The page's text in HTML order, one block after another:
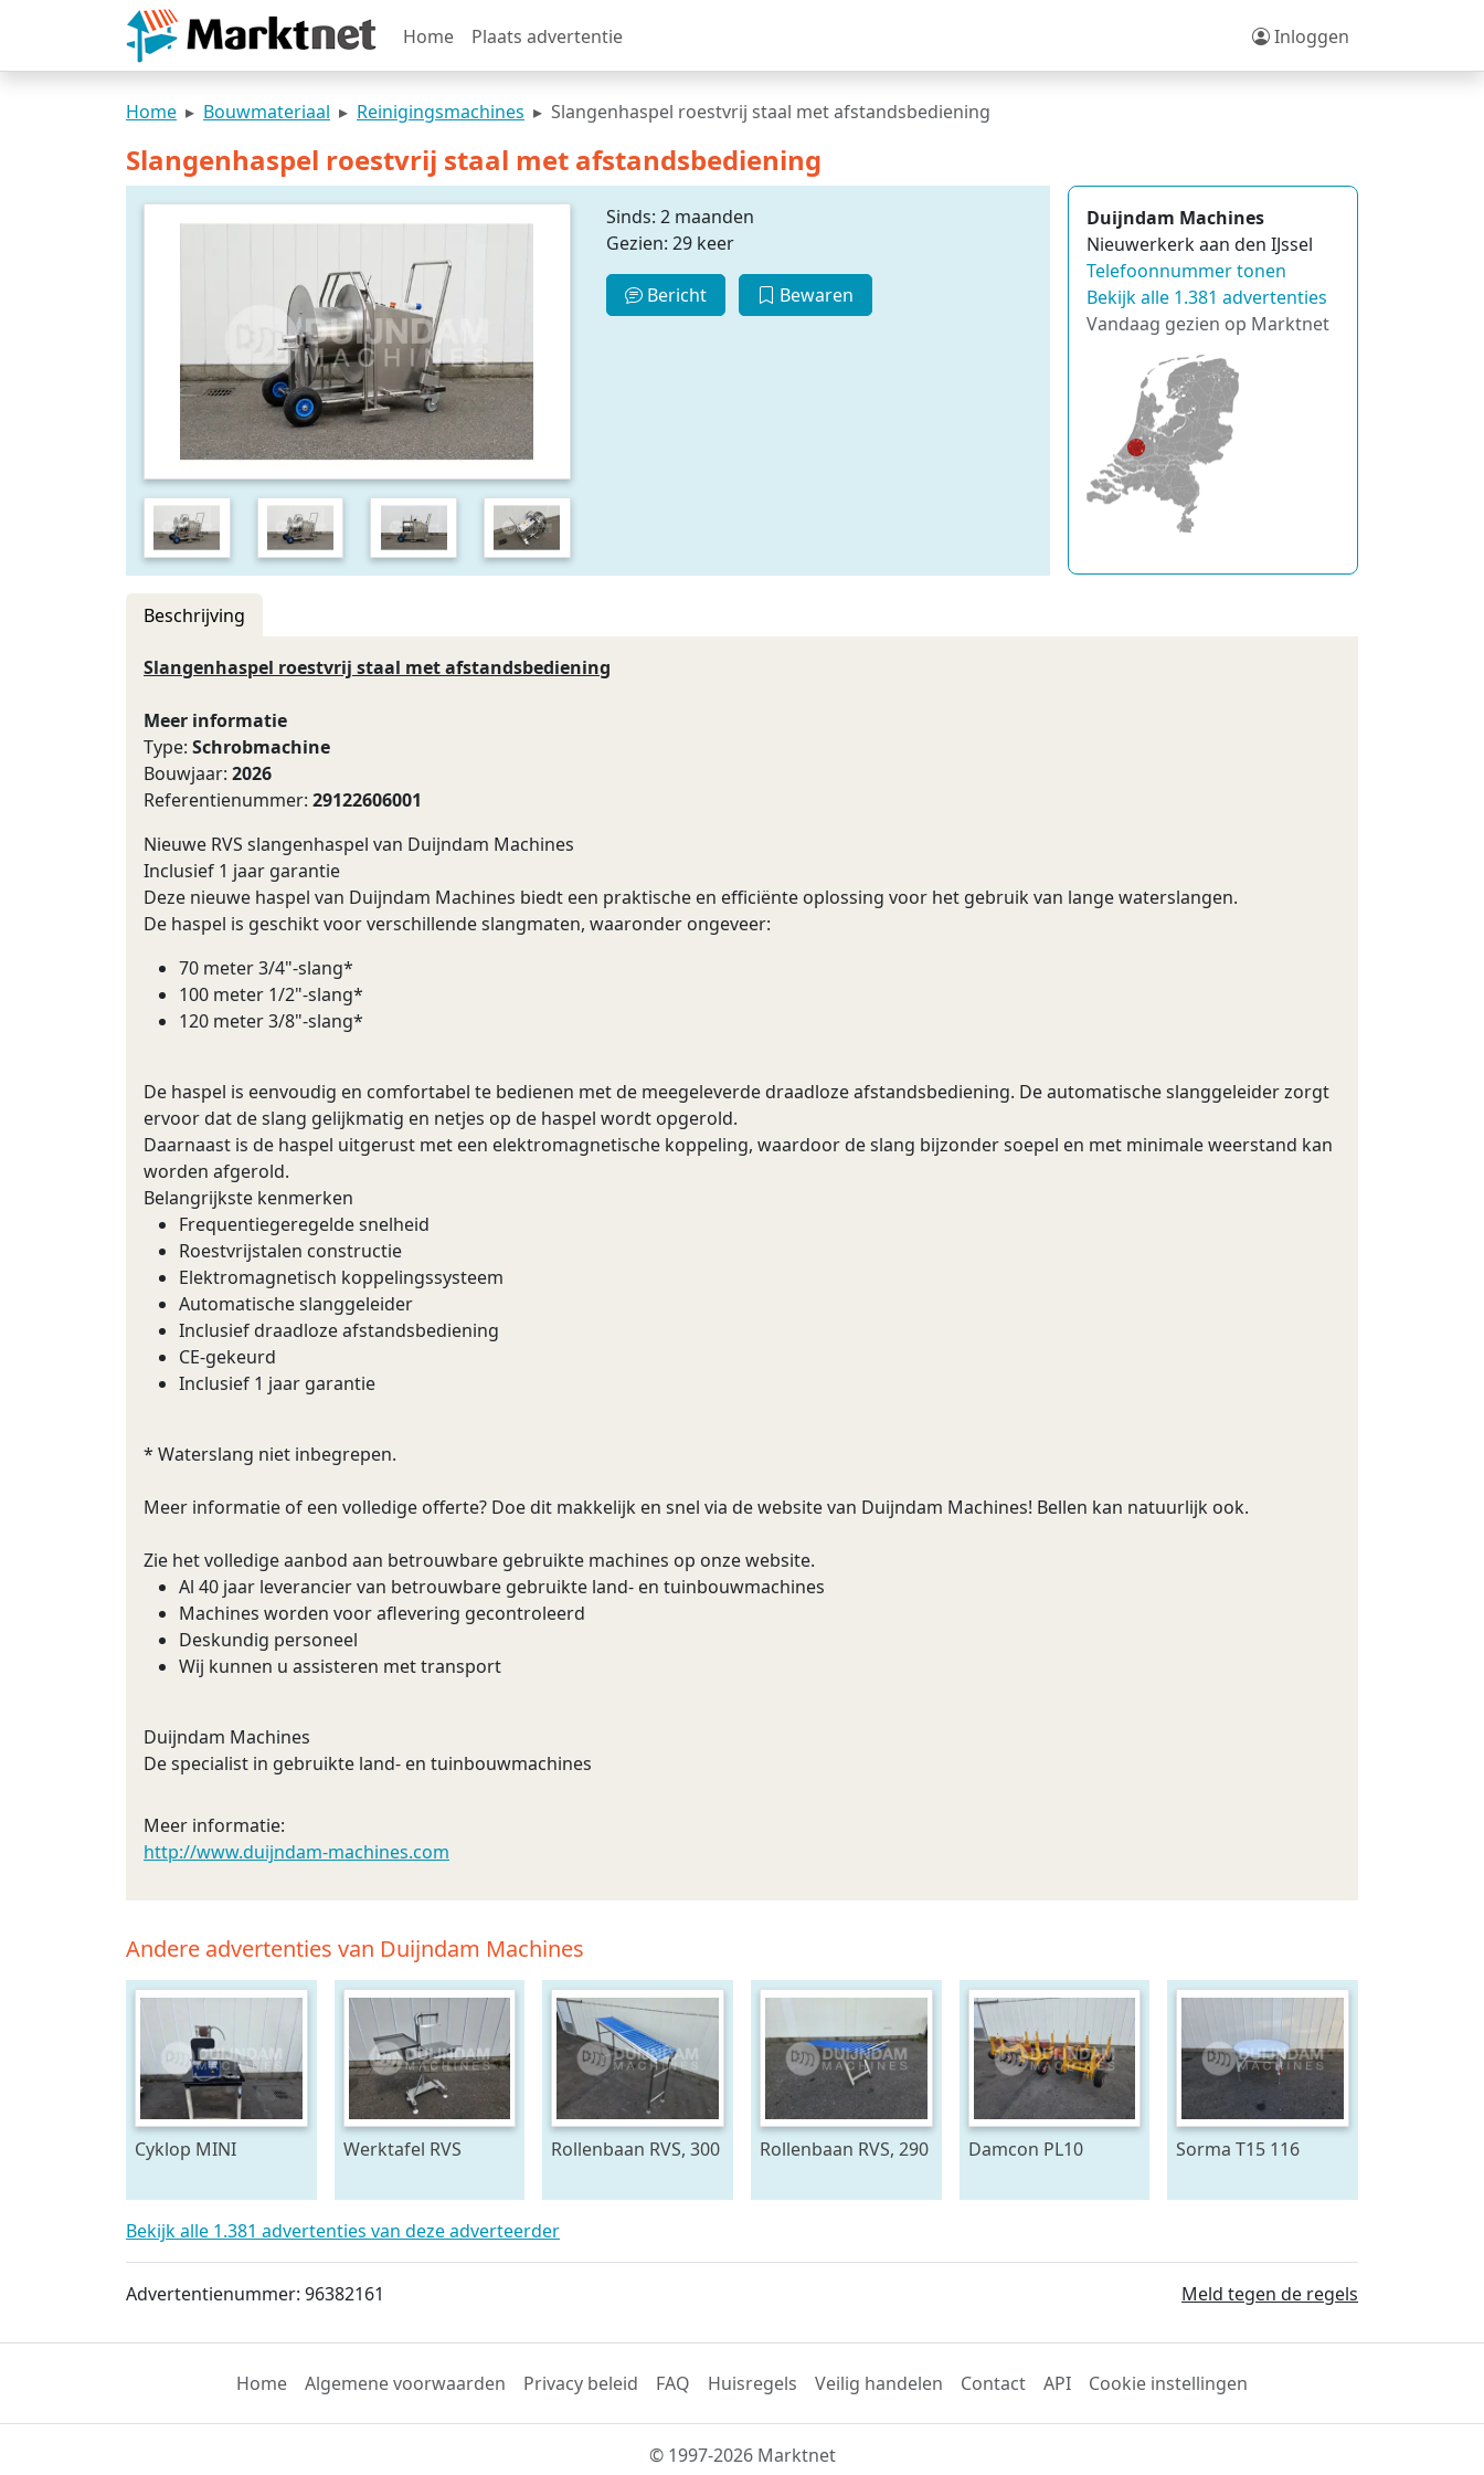
Home Plaats advertentie Inloggen
Home Bouwmateriaal Reinigingsmachines Slangenhaspel roestvrij staal met afstandsbediening
Slangenhaspel roestvrij staal met afstandsbediening
Sinds: 2 maanden
Gezien: 29 keer
Bericht Bewaren
Duijndam Machines
Nieuwerkerk aan den IJssel
Telefoonnummer tonen
Bekijk alle 1.381 advertenties
Vandaag gezien op Marktnet
Beschrijving
Slangenhaspel roestvrij staal met afstandsbediening
Meer informatie
Type: Schrobmachine
Bouwjaar: 2026
Referentienummer: 29122606001
Nieuwe RVS slangenhaspel van Duijndam Machines
Inclusief 1 jaar garantie
Deze nieuwe haspel van Duijndam Machines biedt een praktische en efficiënte oplossing voor het gebruik van lange waterslangen.
De haspel is geschikt voor verschillende slangmaten, waaronder ongeveer:
70 meter 3/4"-slang*
100 meter 1/2"-slang*
120 meter 3/8"-slang*
De haspel is eenvoudig en comfortabel te bedienen met de meegeleverde draadloze afstandsbediening. De automatische slanggeleider zorgt
ervoor dat de slang gelijkmatig en netjes op de haspel wordt opgerold.
Daarnaast is de haspel uitgerust met een elektromagnetische koppeling, waardoor de slang bijzonder soepel en met minimale weerstand kan
worden afgerold.
Belangrijkste kenmerken
Frequentiegeregelde snelheid
Roestvrijstalen constructie
Elektromagnetisch koppelingssysteem
Automatische slanggeleider
Inclusief draadloze afstandsbediening
CE-gekeurd
Inclusief 1 jaar garantie
* Waterslang niet inbegrepen.
Meer informatie of een volledige offerte? Doe dit makkelijk en snel via de website van Duijndam Machines! Bellen kan natuurlijk ook.
Zie het volledige aanbod aan betrouwbare gebruikte machines op onze website.
Al 40 jaar leverancier van betrouwbare gebruikte land- en tuinbouwmachines
Machines worden voor aflevering gecontroleerd
Deskundig personeel
Wij kunnen u assisteren met transport
Duijndam Machines
De specialist in gebruikte land- en tuinbouwmachines
Meer informatie:
http://www.duijndam-machines.com
Andere advertenties van Duijndam Machines
Cyklop MINI
Werktafel RVS
Rollenbaan RVS, 300
Rollenbaan RVS, 290
Damcon PL10
bomen
Sorma T15 116
Bekijk alle 1.381 advertenties van deze adverteerder
Advertentienummer: 96382161 Meld tegen de regels
Home Algemene voorwaarden Privacy beleid FAQ Huisregels Veilig handelen Contact API Cookie instellingen
© 1997-2026 Marktnet